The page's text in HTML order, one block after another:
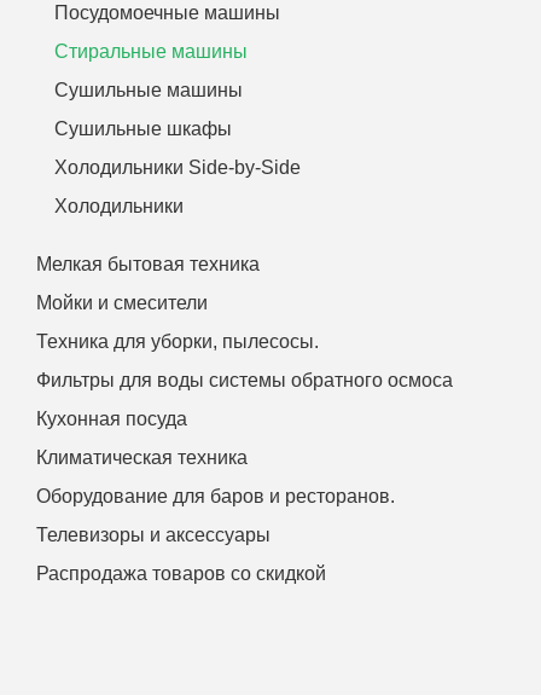
Посудомоечные машины
Стиральные машины
Сушильные машины
Сушильные шкафы
Холодильники Side-by-Side
Холодильники
Мелкая бытовая техника
Мойки и смесители
Техника для уборки, пылесосы.
Фильтры для воды системы обратного осмоса
Кухонная посуда
Климатическая техника
Оборудование для баров и ресторанов.
Телевизоры и аксессуары
Распродажа товаров со скидкой